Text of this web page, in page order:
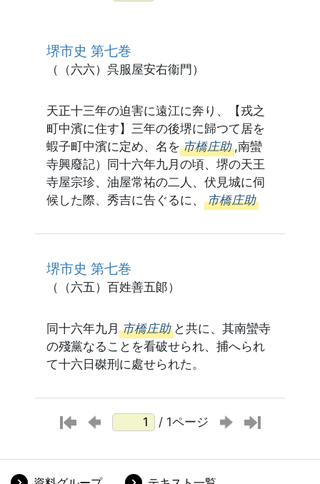
堺市史 第七巻
（（六六）呉服屋安右衞門）
天正十三年の迫害に遠江に奔り、【戎之
町中濱に住す】三年の後堺に歸つて居を
蝦子町中濱に定め、名を 市橋庄助 ,南蠻
寺興廢記）同十六年九月の頃、堺の天王
寺屋宗珍、油屋常祐の二人、伏見城に伺
候した際、秀吉に告ぐるに、 市橋庄助
堺市史 第七巻
（（六五）百姓善五郞）
同十六年九月 市橋庄助 と共に、其南蠻寺
の殘黨なることを看破せられ、捕へられ
て十六日磔刑に處せられた。
/ 1ページ